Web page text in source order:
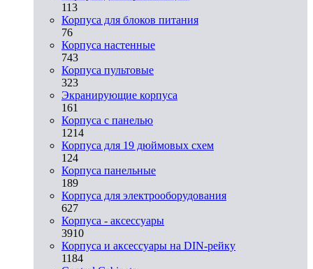
113
Корпуса для блоков питания
76
Корпуса настенные
743
Корпуса пультовые
323
Экранирующие корпуса
161
Корпуса с панелью
1214
Корпуса для 19 дюймовых схем
124
Корпуса панельные
189
Корпуса для электрооборудования
627
Корпуса - аксессуары
3910
Корпуса и аксессуары на DIN-рейку
1184